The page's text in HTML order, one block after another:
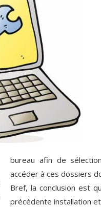
bureau afin de
accéder à ces dossiers
Bref, la conclusion est
précédente installation